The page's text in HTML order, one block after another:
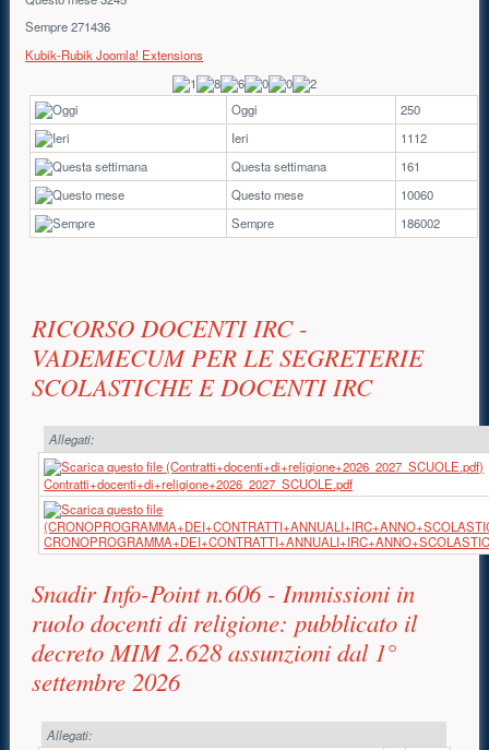
Sempre271436
Kubik-Rubik Joomla! Extensions
Oggi
250
Ieri
1112
Questa settimana
161
Questo mese
10060
Sempre
186002
RICORSO DOCENTI IRC -
VADEMECUM PER LE SEGRETERIE
SCOLASTICHE E DOCENTI IRC
Allegati:
Contratti+docenti+di+religione+2026_2027_SCUOLE.pdf
Snadir Info-Point n.606 - Immissioni in
ruolo docenti di religione: pubblicato il
decreto MIM 2.628 assunzioni dal 1°
settembre 2026
Allegati: